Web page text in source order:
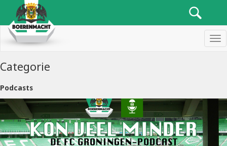
Categorie
Podcasts